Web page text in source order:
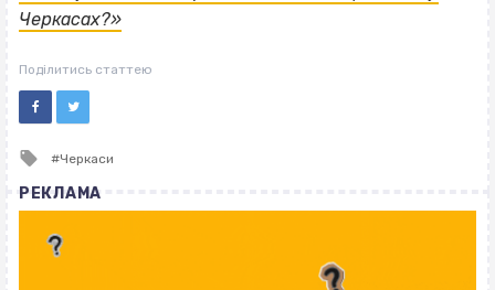
Черкасах?»
Поділитись статтею
Tagged
Черкаси
РЕКЛАМА